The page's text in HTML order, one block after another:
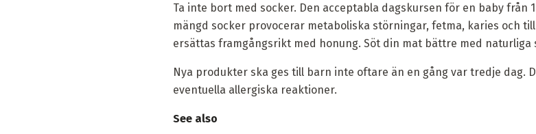
Ta inte bort med socker. Den acceptabla dagskursen för en baby från
mängd socker provocerar metaboliska störningar, fetma, karies och
ersättas framgångsrikt med honung. Söt din mat bättre med
Nya produkter ska ges till barn inte oftare än en gång var tredje dag.
eventuella allergiska reaktioner.
See also